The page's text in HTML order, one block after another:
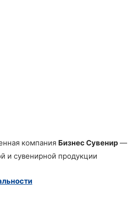
компания Бизнес Сувенир —
и сувенирной продукции